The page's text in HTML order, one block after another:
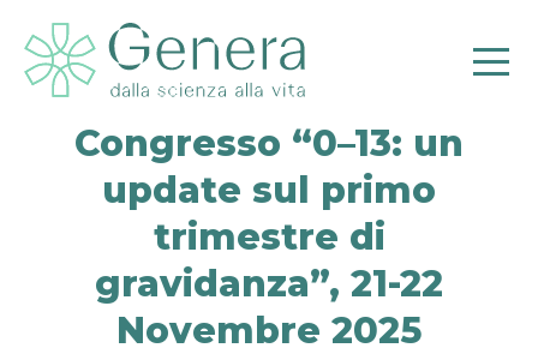
Congresso “0–13: un
update sul primo
trimestre di
gravidanza”, 21-22
Novembre 2025